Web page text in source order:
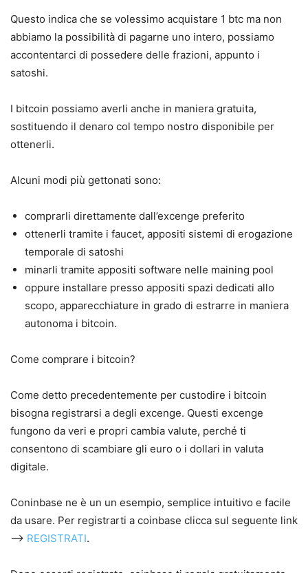
Questo indica che se volessimo acquistare 1 btc ma non
abbiamo la possibilità di pagarne uno intero, possiamo
accontentarci di possedere delle frazioni, appunto i
satoshi.
I bitcoin possiamo averli anche in maniera gratuita,
sostituendo il denaro col tempo nostro disponibile per
ottenerli.
Alcuni modi più gettonati sono:
comprarli direttamente dall’excenge preferito
ottenerli tramite i faucet, appositi sistemi di erogazione
temporale di satoshi
minarli tramite appositi software nelle maining pool
oppure installare presso appositi spazi dedicati allo
scopo, apparecchiature in grado di estrarre in maniera
autonoma i bitcoin.
Come comprare i bitcoin?
Come detto precedentemente per custodire i bitcoin
bisogna registrarsi a degli excenge. Questi excenge
fungono da veri e propri cambia valute, perché ti
consentono di scambiare gli euro o i dollari in valuta
digitale.
Coninbase ne è un un esempio, semplice intuitivo e facile
da usare. Per registrarti a coinbase clicca sul seguente link
——> REGISTRATI.